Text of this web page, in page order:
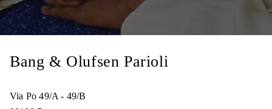
Bang & Olufsen Parioli
Via Po 49/A - 49/B